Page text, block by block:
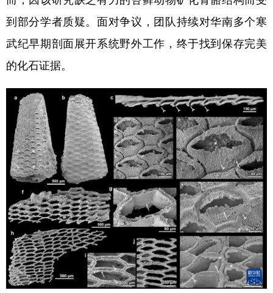
到部分学者质疑。面对争议，团队持续对华南多个寒
武纪早期剖面展开系统野外工作，终于找到保存完美
的化石证据。